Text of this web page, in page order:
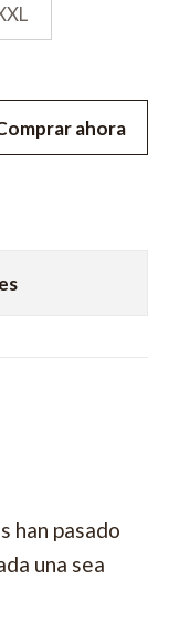
ahora
han pasado
una sea